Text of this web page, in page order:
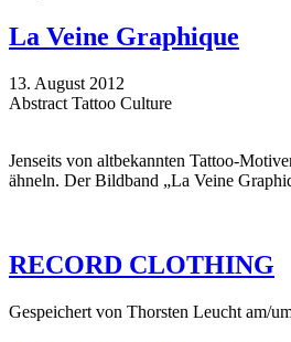
La Veine Graphique
13. August 2012
Abstract Tattoo Culture
Jenseits von altbekannten Tattoo-
ähneln. Der Bildband „La Veine
RECORD CLOTHING
Gespeichert von Thorsten Leucht am/